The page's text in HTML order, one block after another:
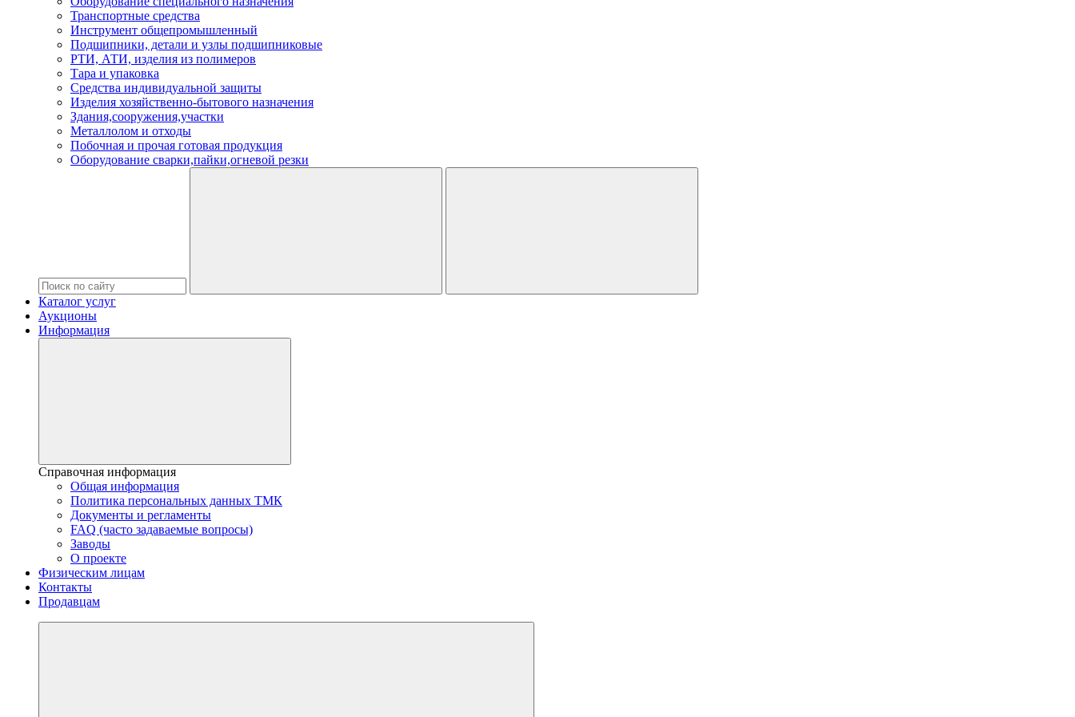
Транспортные средства
Инструмент общепромышленный
Подшипники, детали и узлы подшипниковые
РТИ, АТИ, изделия из полимеров
Тара и упаковка
Средства индивидуальной защиты
Изделия хозяйственно-бытового назначения
Здания,сооружения,участки
Металлолом и отходы
Побочная и прочая готовая продукция
Оборудование сварки,пайки,огневой резки
Каталог услуг
Аукционы
Информация
Справочная информация
Общая информация
Политика персональных данных ТМК
Документы и регламенты
FAQ (часто задаваемые вопросы)
Заводы
О проекте
Физическим лицам
Контакты
Продавцам